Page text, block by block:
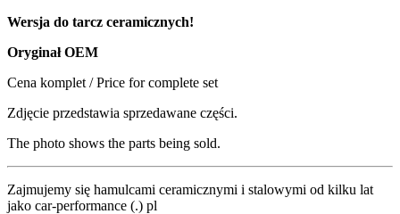
Wersja do tarcz ceramicznych!
Oryginał OEM
Cena komplet / Price for complete set
Zdjęcie przedstawia sprzedawane części.
The photo shows the parts being sold.
Zajmujemy się hamulcami ceramicznymi i stalowymi od kilku lat
jako car-performance (.) pl